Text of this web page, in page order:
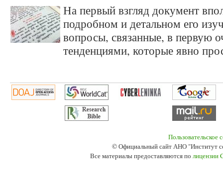
На первый взгляд документ
подробном и детальном его
вопросы, связанные, в первую
тенденциями, которые явно
Пользовательское
© Официальный сайт АНО "Институт
Все материалы предоставляются по лицензии